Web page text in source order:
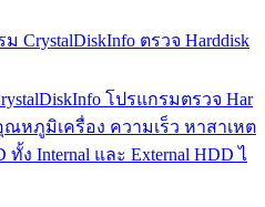
CrystalDiskInfo ตรวจ Harddisk
โปรแกรมตรวจ Har
ณหภูมิเครื่อง ความเร็ว หาสาเหต
ง Internal และ External HDD ไ